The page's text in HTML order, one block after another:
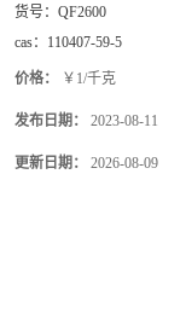
货号： QF2600
cas： 110407-59-5
价格： ￥1/千克
发布日期： 2023-08-11
更新日期： 2026-08-09